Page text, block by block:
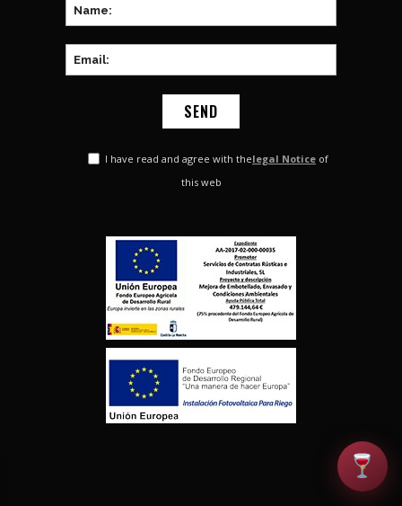
I have read and agree with thelegal Notice of
this web